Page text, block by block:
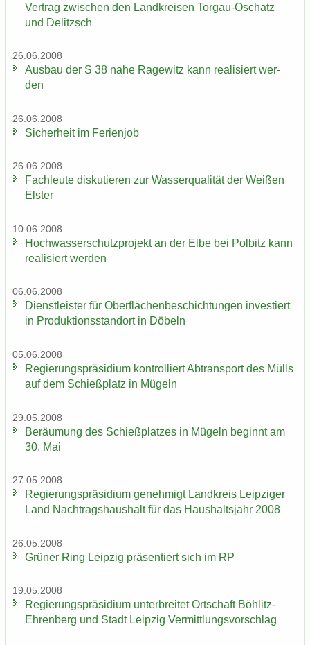
Ver­trag zwi­schen den Land­krei­sen Torgau-​Oschatz
und De­litzsch
26.06.2008
Aus­bau der S 38 nahe Ra­ge­witz kann rea­li­siert wer­
den
26.06.2008
Si­cher­heit im Fe­ri­en­job
26.06.2008
Fach­leu­te dis­ku­tie­ren zur Was­ser­qua­li­tät der Wei­ßen
Els­ter
10.06.2008
Hoch­was­ser­schutz­pro­jekt an der Elbe bei Pol­bitz kann
rea­li­siert wer­den
06.06.2008
Dienst­leis­ter für Ober­flä­chen­be­schich­tun­gen in­ves­tiert
in Pro­duk­ti­ons­stand­ort in Dö­beln
05.06.2008
Re­gie­rungs­prä­si­di­um kon­trol­liert Ab­trans­port des Mülls
auf dem Schieß­platz in Mü­geln
29.05.2008
Be­räu­mung des Schieß­plat­zes in Mü­geln be­ginnt am
30. Mai
27.05.2008
Re­gie­rungs­prä­si­di­um ge­neh­migt Land­kreis Leip­zi­ger
Land Nach­trags­haus­halt für das Haus­halts­jahr 2008
26.05.2008
Grü­ner Ring Leip­zig prä­sen­tiert sich im RP
19.05.2008
Re­gie­rungs­prä­si­di­um un­ter­brei­tet Ort­schaft Böhlitz-​
Ehrenberg und Stadt Leip­zig Ver­mitt­lungs­vor­schlag